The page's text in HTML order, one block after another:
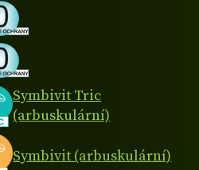
Symbivit Tric
(arbuskulární)
Symbivit (arbuskulární)